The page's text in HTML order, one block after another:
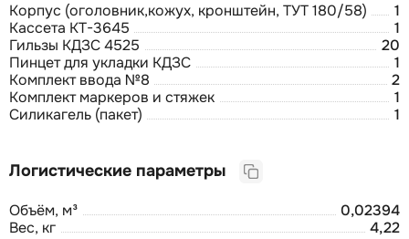
Корпус (оголовник,кожух, кронштейн, ТУТ 180/58)
1
Кассета КТ-3645
1
Гильзы КДЗС 4525
20
Пинцет для укладки КДЗС
1
Комплект ввода №8
2
Комплект маркеров и стяжек
1
Силикагель (пакет)
1
Логистические параметры
Объём, м³
0,02394
Вес, кг
4,22